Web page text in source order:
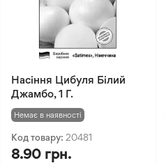
Насіння Цибуля Білий
Джамбо, 1 Г.
Немає в наявності
Код товару: 20481
8.90 грн.